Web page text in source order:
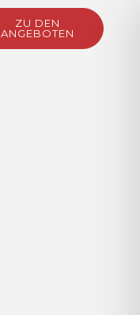
ZU DEN
ANGEBOTEN